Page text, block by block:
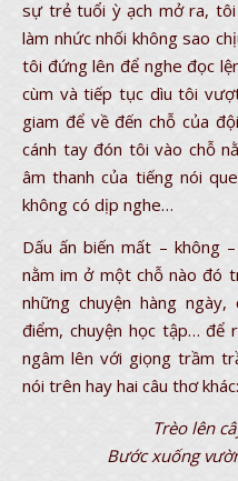
sự trẻ tuổi ỳ ạch mở ra, tôi
làm nhức nhối không sao
tôi đứng lên để nghe đọc
cùm và tiếp tục dìu tôi
giam để về đến chỗ của
cánh tay đón tôi vào chỗ
âm thanh của tiếng nói
không có dịp nghe…
Dấu ấn biến mất – không
nằm im ở một chỗ nào đó
những chuyện hàng ngày,
điểm, chuyện học tập… để
ngâm lên với giọng trầm
nói trên hay hai câu thơ khác:
Trèo lên
Bước xuống